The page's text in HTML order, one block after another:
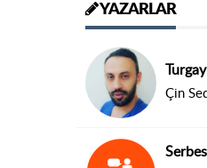
YAZARLAR
Çin